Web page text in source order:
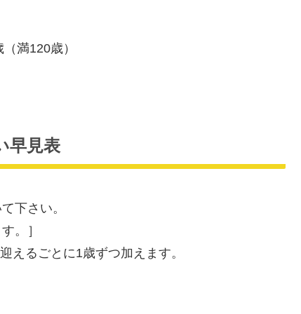
満120歳）
早見表
下さい。
。］
えるごとに1歳ずつ加えます。